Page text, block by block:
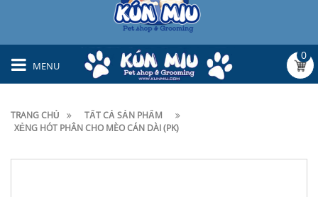
MENU
0
TRANG CHỦ
TẤT CẢ SẢN PHẨM
XẺNG HÓT PHÂN CHO MÈO CÁN DÀI (PK)